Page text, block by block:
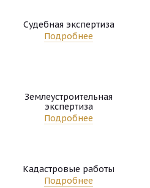
Судебная экспертиза
Подробнее
Землеустроительная
экспертиза
Подробнее
Кадастровые работы
Подробнее